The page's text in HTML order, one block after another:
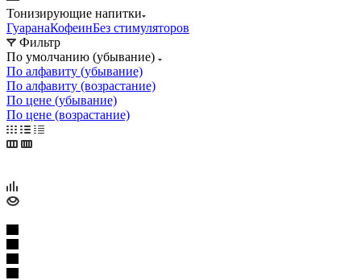
Тонизирующие напитки
ГуаранаКофеинБез стимуляторов
Фильтр
По умолчанию (убывание)
По алфавиту (убывание)
По алфавиту (возрастание)
По цене (убывание)
По цене (возрастание)